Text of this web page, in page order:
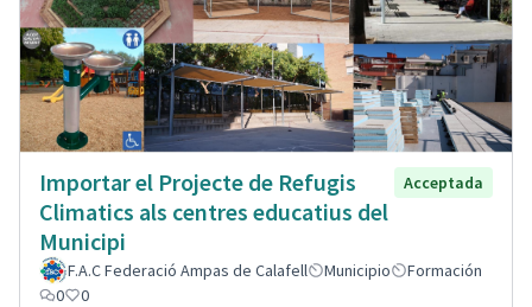
Importar el Projecte de Refugis
Climatics als centres educatius del
Municipi
Acceptada
F.A.C Federació Ampas de Calafell Municipio
Formación
0
0